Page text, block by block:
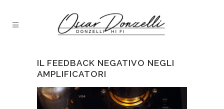
IL FEEDBACK NEGATIVO NEGLI
AMPLIFICATORI